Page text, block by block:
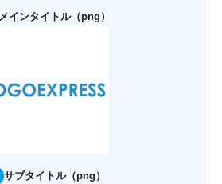
メインタイトル（png）
サブタイトル（png）